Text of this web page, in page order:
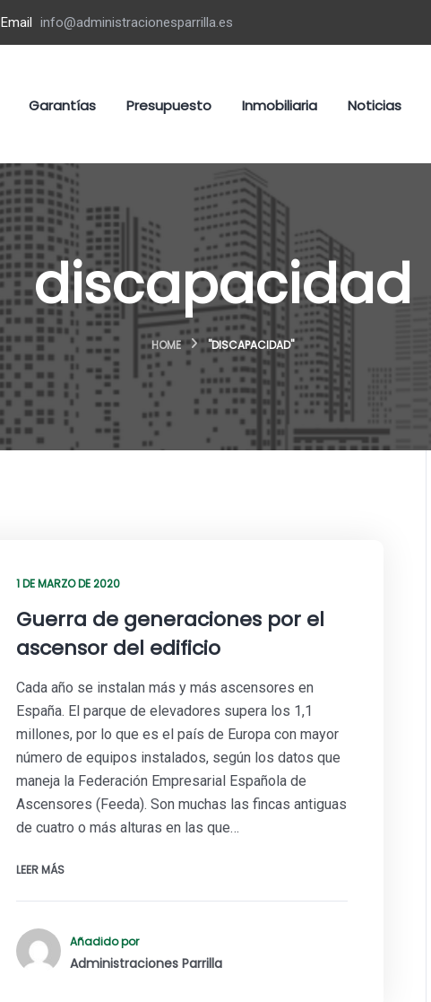
Email info@administracionesparrilla.es
Garantías Presupuesto Inmobiliaria Noticias
discapacidad
HOME "DISCAPACIDAD"
1 DE MARZO DE 2020
Guerra de generaciones por el
ascensor del edificio
Cada año se instalan más y más ascensores en
España. El parque de elevadores supera los 1,1
millones, por lo que es el país de Europa con mayor
número de equipos instalados, según los datos que
maneja la Federación Empresarial Española de
Ascensores (Feeda). Son muchas las fincas antiguas
de cuatro o más alturas en las que…
LEER MÁS
Añadido por
Administraciones Parrilla